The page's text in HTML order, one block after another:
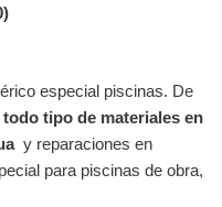
especial piscinas. De
todo tipo de materiales en
y reparaciones en
para piscinas de obra,